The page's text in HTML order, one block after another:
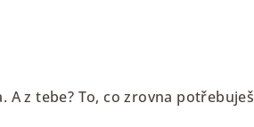
A z tebe? To, co zrovna